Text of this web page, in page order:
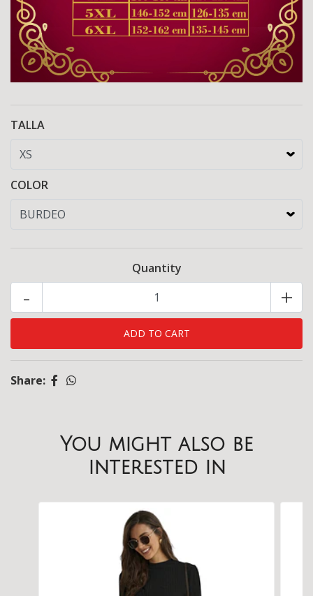
TALLA
COLOR
Quantity
+
-
Share:
You might also be
interested in